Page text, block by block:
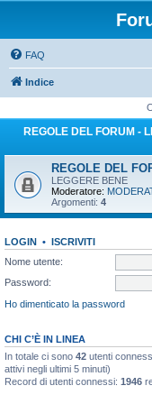
FAQ
Indice
REGOLE DEL FORUM -
REGOLE DEL
LEGGERE BENE
Moderatore:
Argomenti: 4
LOGIN • ISCRIVITI
Nome utente:
Password:
Ho dimenticato la password
CHI C’È IN LINEA
In totale ci sono 42 utenti
attivi negli ultimi 5 minuti)
Record di utenti connessi: 1946